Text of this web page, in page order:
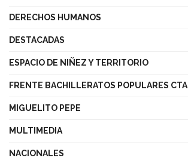
DERECHOS HUMANOS
DESTACADAS
ESPACIO DE NIÑEZ Y TERRITORIO
FRENTE BACHILLERATOS POPULARES CTA
MIGUELITO PEPE
MULTIMEDIA
NACIONALES